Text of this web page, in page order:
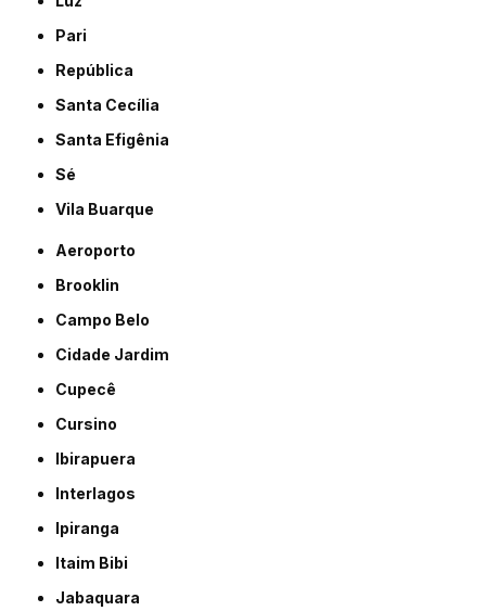
Pari
República
Santa Cecília
Santa Efigênia
Sé
Vila Buarque
Aeroporto
Brooklin
Campo Belo
Cidade Jardim
Cupecê
Cursino
Ibirapuera
Interlagos
Ipiranga
Itaim Bibi
Jabaquara